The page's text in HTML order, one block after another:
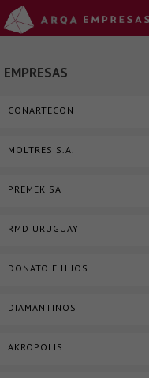
EMPRESAS
CONARTECON
MOLTRES S.A.
PREMEK SA
RMD URUGUAY
DONATO E HIJOS
DIAMANTINOS
AKROPOLIS